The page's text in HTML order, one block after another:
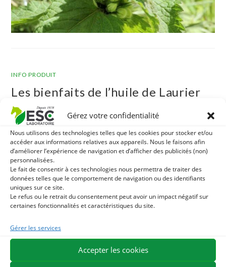
Gérez votre confidentialité
Nous utilisons des technologies telles que les cookies pour stocker et/ou
accéder aux informations relatives aux appareils. Nous le faisons afin
d’améliorer l’expérience de navigation et d’afficher des publicités (non)
personnalisées.
Le fait de consentir à ces technologies nous permettra de traiter des
données telles que le comportement de navigation ou des identifiants
uniques sur ce site.
Le refus ou le retrait du consentement peut avoir un impact négatif sur
certaines fonctionnalités et caractéristiques du site.
Gérer les services
Accepter les cookies
INFO PRODUIT
Les bienfaits de l’huile de Laurier
pour les chevaux
L’huile de laurier fait partie des soins naturels pour le
cheval les plus efficaces, mais aussi les plus versatiles.
Utilisée régulièrement, elle permet notamment de protéger
son pied contre différentes attaques, mais aussi de
l’hydrater en profondeur. Dans cet article, vous trouverez
plus d’explications sur les nombreux bienfaits de l’huile…